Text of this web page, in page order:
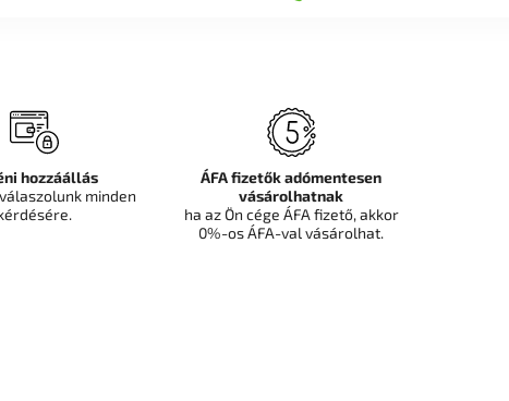
hozzáállás
minden
ÁFA fizetők adómentesen
vásárolhatnak
ha az Ön cége ÁFA fizető, akkor
0%-os ÁFA-val vásárolhat.